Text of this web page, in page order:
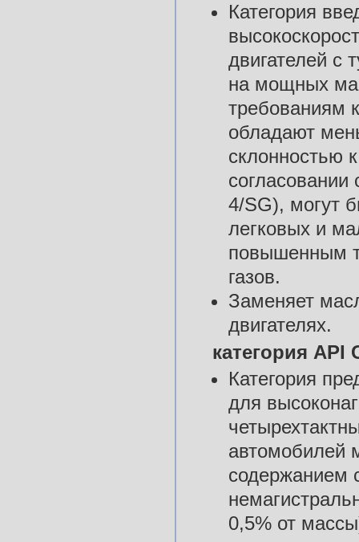
Категория
двигателей с
на мощных
требованиям
обладают
склонностью
4/SG), могут
легковых и
повышенным
газов.
Заменяет
двигателях.
категория API
Категория
для
автомобилей
содержанием
0,5% от